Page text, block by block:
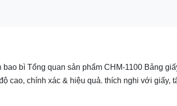
bì Tổng quan sản phẩm CHM-1100 Bảng
cao, chính xác & hiệu quả. thích nghi với giấy,